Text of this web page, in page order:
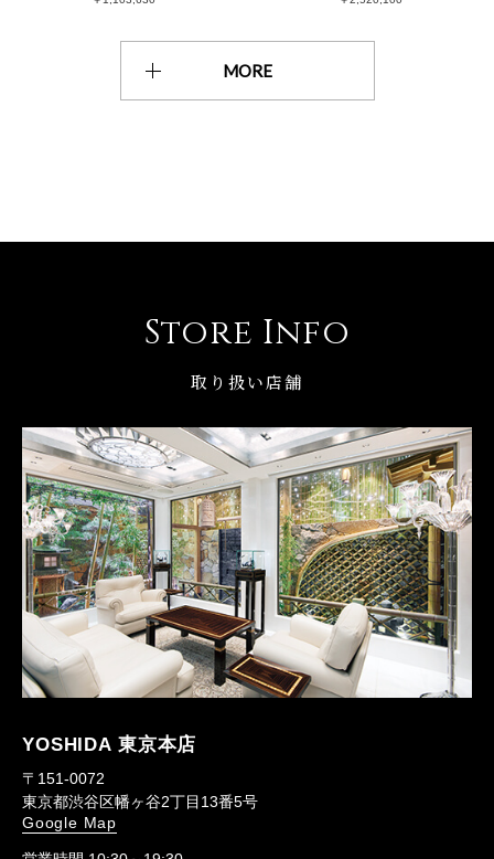
MORE
Store Info
取り扱い店舗
YOSHIDA 東京本店
〒151-0072
東京都渋谷区幡ヶ谷2丁目13番5号
Google Map